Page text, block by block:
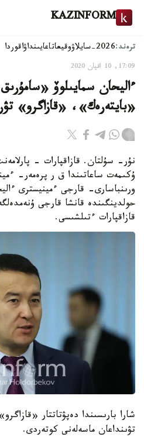
KAZINFORM
ترەند:2026-سايلاۋ وقيعاتاعايىنداۋاقوردا
17:09, 10 اقپان 2020
ءاليحان سمايىلوۆ
«بايتەرەك»، «قازاگرو»
نۇر- سۇلتان. قازاقپارات -
ۇكىمەت ساعاتىندا ق ر پرەمەر-
ورىنباسارى- قارجى ءمينيسترى
حولدينگىندە قانشا قارجى
قازاقپارات ءتىلشىسى.
شارا بارىسىندا دەپۋتاتتار
تۋىنداعان ماسەلەنى كوتەردى.